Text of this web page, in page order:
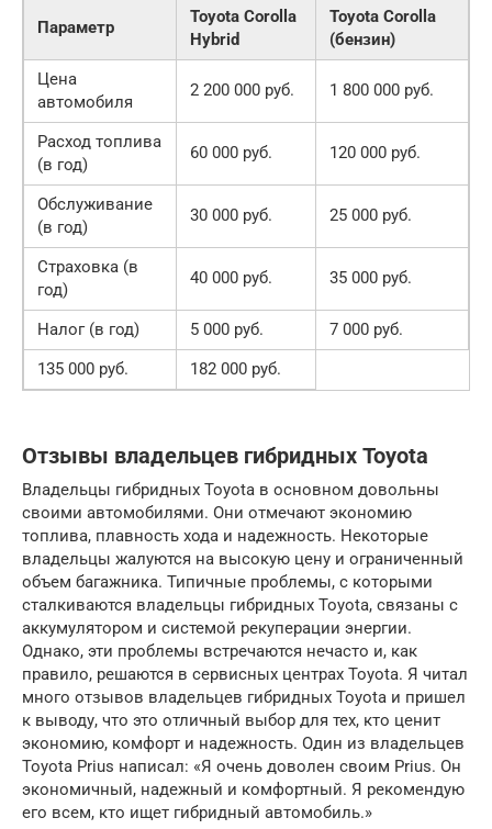
Параметр
Toyota Corolla
Hybrid
Toyota Corolla
(бензин)
Цена
автомобиля
2 200 000 руб. 1 800 000 руб.
Расход топлива
(в год)
60 000 руб. 120 000 руб.
Обслуживание
(в год)
30 000 руб. 25 000 руб.
Страховка (в
год)
40 000 руб. 35 000 руб.
Налог (в год) 5 000 руб.
7 000 руб.
135 000 руб.
182 000 руб.
Отзывы владельцев гибридных Toyota
Владельцы гибридных Toyota в основном довольны
своими автомобилями. Они отмечают экономию
топлива, плавность хода и надежность. Некоторые
владельцы жалуются на высокую цену и ограниченный
объем багажника. Типичные проблемы, с которыми
сталкиваются владельцы гибридных Toyota, связаны с
аккумулятором и системой рекуперации энергии.
Однако, эти проблемы встречаются нечасто и, как
правило, решаются в сервисных центрах Toyota. Я читал
много отзывов владельцев гибридных Toyota и пришел
к выводу, что это отличный выбор для тех, кто ценит
экономию, комфорт и надежность. Один из владельцев
Toyota Prius написал: «Я очень доволен своим Prius. Он
экономичный, надежный и комфортный. Я рекомендую
его всем, кто ищет гибридный автомобиль.»